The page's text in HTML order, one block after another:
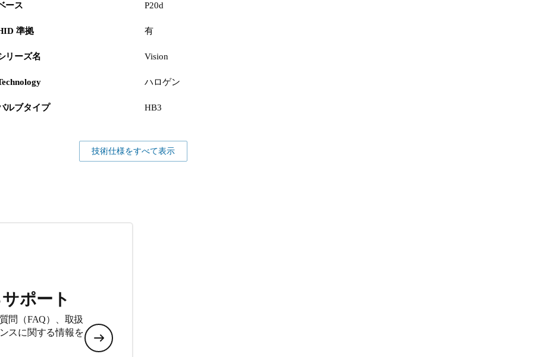
ース P20d
準拠 有
リーズ名 Vision
ハロゲン
ルブタイプ HB3
技術仕様をすべて表示
ポート
問（FAQ）、取扱
スに関する情報を